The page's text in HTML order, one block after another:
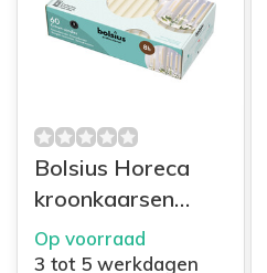
Bolsius Horeca
kroonkaarsen
200/24 doos 60
Ivoor
Op voorraad
3 tot 5 werkdagen